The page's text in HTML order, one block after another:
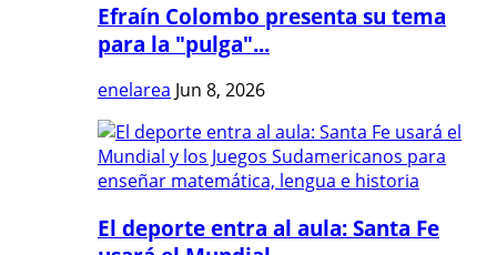
Efraín Colombo presenta su tema
para la "pulga"...
enelarea Jun 8, 2026
El deporte entra al aula: Santa Fe